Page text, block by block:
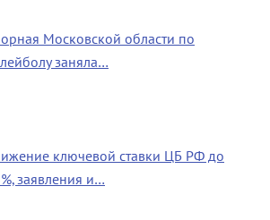
Московской области по
заняла…
ключевой ставки ЦБ РФ до
заявления и…